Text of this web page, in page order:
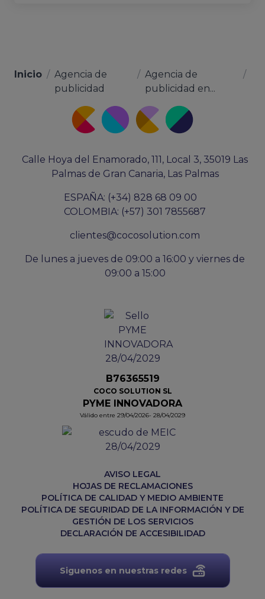
Inicio / Agencia de
publicidad
/ Agencia de
publicidad en...
/
Calle Hoya del Enamorado, 111, Local 3, 35019 Las
Palmas de Gran Canaria, Las Palmas
ESPAÑA: (+34) 828 68 09 00
COLOMBIA: (+57) 301 7855687
clientes@cocosolution.com
De lunes a jueves de 09:00 a 16:00 y viernes de
09:00 a 15:00
B76365519
COCO SOLUTION SL
PYME INNOVADORA
Válido entre 29/04/2026- 28/04/2029
AVISO LEGAL
HOJAS DE RECLAMACIONES
POLÍTICA DE CALIDAD Y MEDIO AMBIENTE
POLÍTICA DE SEGURIDAD DE LA INFORMACIÓN Y DE
GESTIÓN DE LOS SERVICIOS
DECLARACIÓN DE ACCESIBILIDAD
Siguenos en nuestras redes